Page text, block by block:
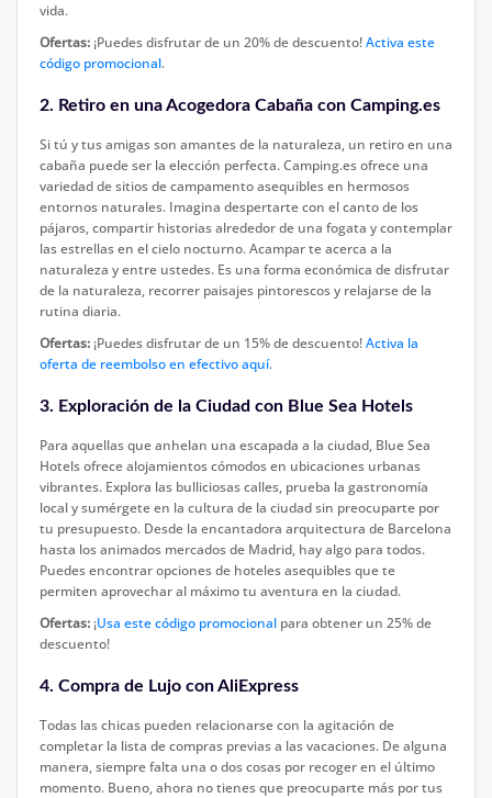
vida.
Ofertas: ¡Puedes disfrutar de un 20% de descuento!Activa este
código promocional.
2. Retiro en una Acogedora Cabaña con Camping.es
Si tú y tus amigas son amantes de la naturaleza, un retiro en una
cabaña puede ser la elección perfecta. Camping.es ofrece una
variedad de sitios de campamento asequibles en hermosos
entornos naturales. Imagina despertarte con el canto de los
pájaros, compartir historias alrededor de una fogata y contemplar
las estrellas en el cielo nocturno. Acampar te acerca a la
naturaleza y entre ustedes. Es una forma económica de disfrutar
de la naturaleza, recorrer paisajes pintorescos y relajarse de la
rutina diaria.
Ofertas: ¡Puedes disfrutar de un 15% de descuento!Activa la
oferta de reembolso en efectivo aquí.
3. Exploración de la Ciudad con Blue Sea Hotels
Para aquellas que anhelan una escapada a la ciudad, Blue Sea
Hotels ofrece alojamientos cómodos en ubicaciones urbanas
vibrantes. Explora las bulliciosas calles, prueba la gastronomía
local y sumérgete en la cultura de la ciudad sin preocuparte por
tu presupuesto. Desde la encantadora arquitectura de Barcelona
hasta los animados mercados de Madrid, hay algo para todos.
Puedes encontrar opciones de hoteles asequibles que te
permiten aprovechar al máximo tu aventura en la ciudad.
Ofertas: ¡Usa este código promocional para obtener un 25% de
descuento!
4. Compra de Lujo con AliExpress
Todas las chicas pueden relacionarse con la agitación de
completar la lista de compras previas a las vacaciones. De alguna
manera, siempre falta una o dos cosas por recoger en el último
momento. Bueno, ahora no tienes que preocuparte más por tus